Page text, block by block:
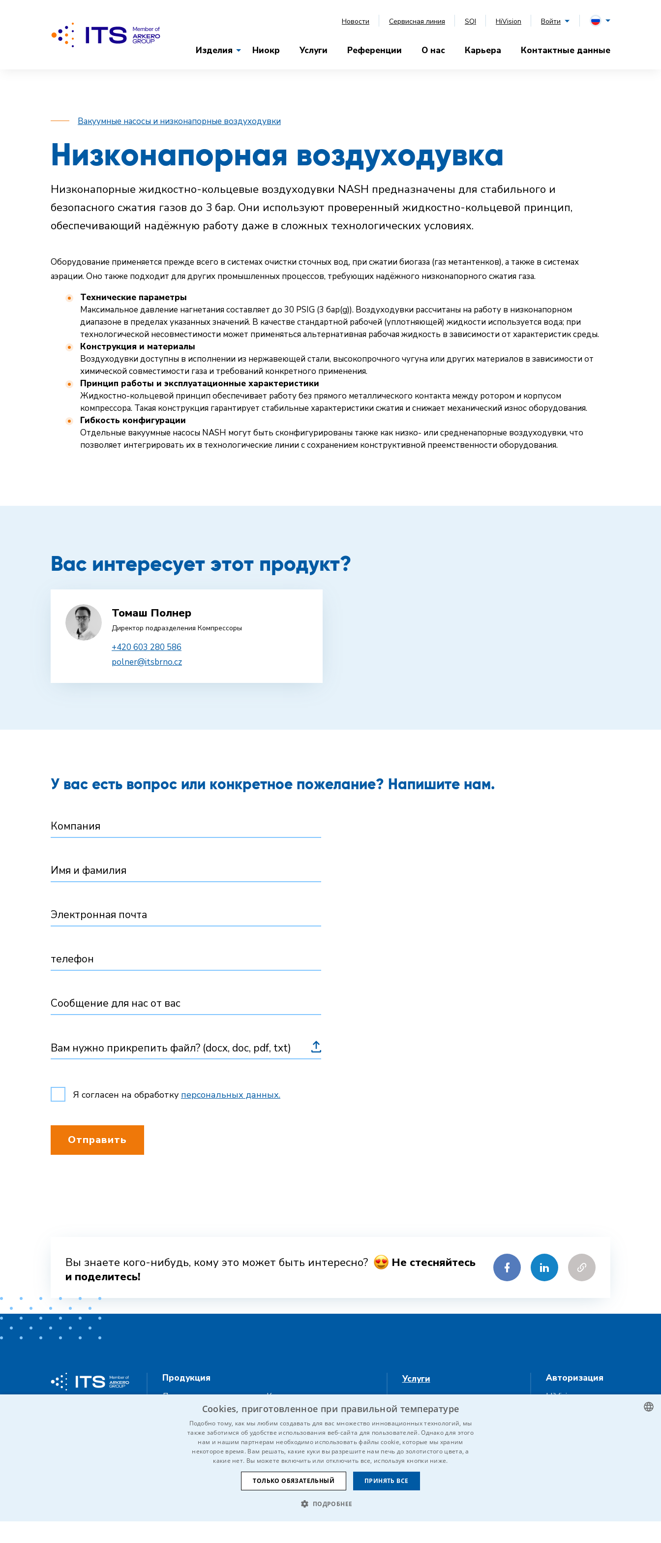
Новости Сервисная линия SQI HiVision Войти
Изделия Ниокр Услуги Референции О нас Карьера Контактные данные
Вакуумные насосы и низконапорные воздуходувки
Низконапорная воздуходувка
Низконапорные жидкостно-кольцевые воздуходувки NASH предназначены для стабильного и
безопасного сжатия газов до 3 бар. Они используют проверенный жидкостно-кольцевой принцип,
обеспечивающий надёжную работу даже в сложных технологических условиях.
Оборудование применяется прежде всего в системах очистки сточных вод, при сжатии биогаза (газ метантенков), а также в системах
аэрации. Оно также подходит для других промышленных процессов, требующих надёжного низконапорного сжатия газа.
Технические параметры
Максимальное давление нагнетания составляет до 30 PSIG (3 бар(g)). Воздуходувки рассчитаны на работу в низконапорном
диапазоне в пределах указанных значений. В качестве стандартной рабочей (уплотняющей) жидкости используется вода; при
технологической несовместимости может применяться альтернативная рабочая жидкость в зависимости от характеристик среды.
Конструкция и материалы
Воздуходувки доступны в исполнении из нержавеющей стали, высокопрочного чугуна или других материалов в зависимости от
химической совместимости газа и требований конкретного применения.
Принцип работы и эксплуатационные характеристики
Жидкостно-кольцевой принцип обеспечивает работу без прямого металлического контакта между ротором и корпусом
компрессора. Такая конструкция гарантирует стабильные характеристики сжатия и снижает механический износ оборудования.
Гибкость конфигурации
Отдельные вакуумные насосы NASH могут быть сконфигурированы также как низко- или средненапорные воздуходувки, что
позволяет интегрировать их в технологические линии с сохранением конструктивной преемственности оборудования.
Вас интересует этот продукт?
Томаш Полнер
Директор подразделения Компрессоры
+420 603 280 586
polner@itsbrno.cz
У вас есть вопрос или конкретное пожелание? Напишите нам.
Компания
Имя и фамилия
Электронная почта
телефон
Сообщение для нас от вас
Вам нужно прикрепить файл? (docx, doc, pdf, txt)
Я согласен на обработку персональных данных.
Отправить
Вы знаете кого-нибудь, кому это может быть интересно?
Hе стесняйтесь
и поделитесь!
Продукция
Линии покраски
Компрессоры
Устранение покраски
Техника подвески и
маскировки
Вакуумные насосы и
низконапорные
воздуходувки
Услуги
Референции
Kontaktujte nás
Авторизация
HiVision
Cookies, приготовленное при правильной температуре
Подобно тому, как мы любим создавать для вас множество инновационных технологий, мы
также заботимся об удобстве использования веб-сайта для пользователей. Однако для этого
нам и нашим партнерам необходимо использовать файлы cookie, которые мы храним
некоторое время. Вам решать, какие куки вы разрешите нам печь до золотистого цвета, а
какие нет. Вы можете включить или отключить все, используя кнопки ниже.
ПРИНЯТЬ ВСЕ
ТОЛЬКО ОБЯЗАТЕЛЬНЫЙ
ПОДРОБНЕЕ